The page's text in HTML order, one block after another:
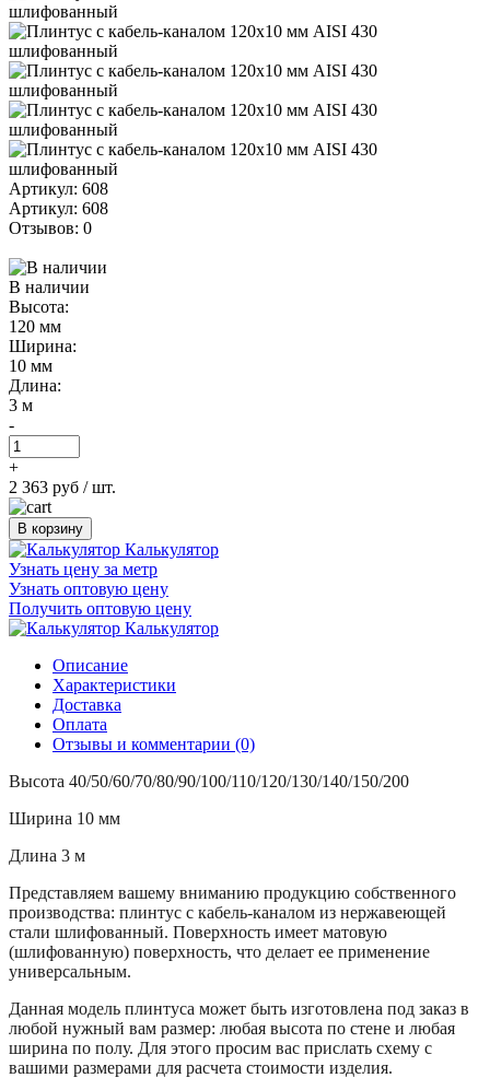
Артикул: 608
Артикул: 608
Отзывов: 0
В наличии
Высота:
120 мм
Ширина:
10 мм
Длина:
3 м
-
+
2 363 руб / шт.
В корзину
Калькулятор
Узнать цену за метр
Узнать оптовую цену
Получить оптовую цену
Калькулятор
Описание
Характеристики
Доставка
Оплата
Отзывы и комментарии (0)
Высота 40/50/60/70/80/90/100/110/120/130/140/150/200
Ширина 10 мм
Длина 3 м
Представляем вашему вниманию продукцию собственного
производства: плинтус с кабель-каналом из нержавеющей
стали шлифованный. Поверхность имеет матовую
(шлифованную) поверхность, что делает ее применение
универсальным.
Данная модель плинтуса может быть изготовлена под заказ в
любой нужный вам размер: любая высота по стене и любая
ширина по полу. Для этого просим вас прислать схему с
вашими размерами для расчета стоимости изделия.